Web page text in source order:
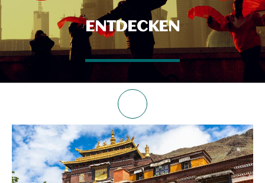
ENTDECKEN